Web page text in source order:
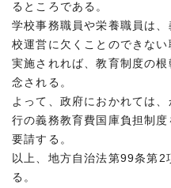
るところである。
学校事務職員や栄養職員は
校運営に欠くことのできな
実施されれば、教育制度の
念される。
よって、政府におかれては
行の義務教育費国庫負担制
要請する。
以上、地方自治法第99条第2
る。